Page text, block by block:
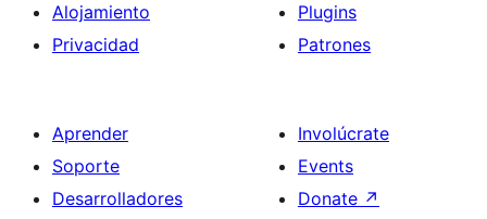
Alojamiento
Privacidad
Plugins
Patrones
Aprender
Soporte
Desarrolladores
Involúcrate
Events
Donate ↗